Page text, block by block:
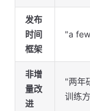
发布
时间
框架
"a
非增
量改
进
"两年
训练